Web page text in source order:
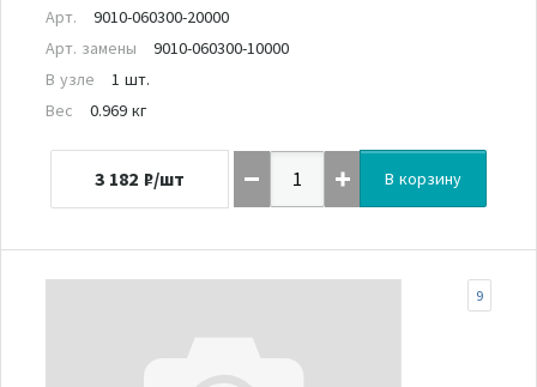
Арт.
9010-060300-20000
Арт. замены
9010-060300-10000
В узле
1 шт.
Вес
0.969 кг
3 182 ₽/шт В корзину
9